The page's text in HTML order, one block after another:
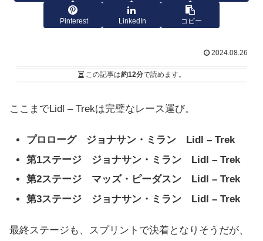
Pinterest LinkedIn コピー
2024.08.26
この記事は約12分で読めます。
ここまでLidl – Trekは完璧なレース運び。
プロローグ ジョナサン・ミラン Lidl – Trek
第1ステージ ジョナサン・ミラン Lidl – Trek
第2ステージ マッズ・ピーダスン Lidl – Trek
第3ステージ ジョナサン・ミラン Lidl – Trek
最終ステージも、スプリントで決着となりそうだが、